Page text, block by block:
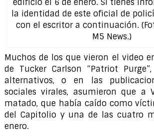
edificio el 6 de enero. Si tienes
la identidad de este oficial de
con el escritor a continuación.
M5 News.)
Muchos de los que vieron el video
de Tucker Carlson “Patriot
alternativos, o en las
sociales virales, asumieron que a
matado, que había caído como
del Capitolio y una de las cuatro
enero.